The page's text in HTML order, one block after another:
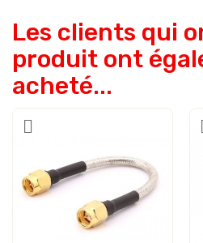
Les clients qui
produit ont
acheté...